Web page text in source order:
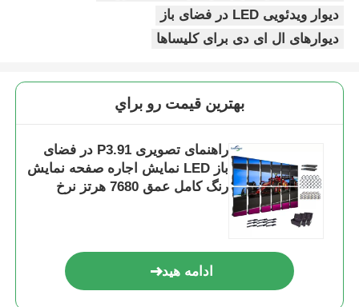
دیوار ویدئویی LED در فضای باز
دیوارهای ال ای دی برای کلیساها
بهترين قيمت رو براي
راهنمای تصویری P3.91 در فضای
باز LED نمایش اجاره صفحه نمایش
رنگ کامل عمق 7680 هرتز نرخ
ادامه هید